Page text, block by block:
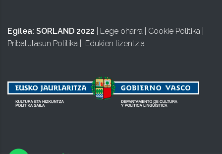
Egilea: SORLAND 2022 Lege oharra Cookie Politika
Pribatutasun Politika
Edukien lizentzia